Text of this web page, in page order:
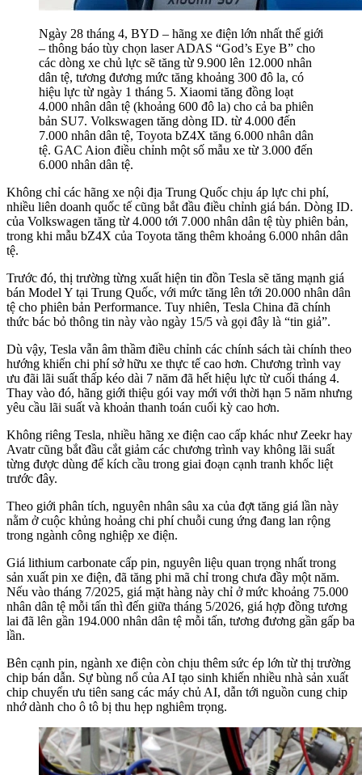
Ngày 28 tháng 4, BYD – hãng xe điện lớn nhất thế giới
– thông báo tùy chọn laser ADAS “God’s Eye B” cho
các dòng xe chủ lực sẽ tăng từ 9.900 lên 12.000 nhân
dân tệ, tương đương mức tăng khoảng 300 đô la, có
hiệu lực từ ngày 1 tháng 5. Xiaomi tăng đồng loạt
4.000 nhân dân tệ (khoảng 600 đô la) cho cả ba phiên
bản SU7. Volkswagen tăng dòng ID. từ 4.000 đến
7.000 nhân dân tệ, Toyota bZ4X tăng 6.000 nhân dân
tệ. GAC Aion điều chỉnh một số mẫu xe từ 3.000 đến
6.000 nhân dân tệ.
Không chỉ các hãng xe nội địa Trung Quốc chịu áp lực chi phí,
nhiều liên doanh quốc tế cũng bắt đầu điều chỉnh giá bán. Dòng ID.
của Volkswagen tăng từ 4.000 tới 7.000 nhân dân tệ tùy phiên bản,
trong khi mẫu bZ4X của Toyota tăng thêm khoảng 6.000 nhân dân
tệ.
Trước đó, thị trường từng xuất hiện tin đồn Tesla sẽ tăng mạnh giá
bán Model Y tại Trung Quốc, với mức tăng lên tới 20.000 nhân dân
tệ cho phiên bản Performance. Tuy nhiên, Tesla China đã chính
thức bác bỏ thông tin này vào ngày 15/5 và gọi đây là “tin giả”.
Dù vậy, Tesla vẫn âm thầm điều chỉnh các chính sách tài chính theo
hướng khiến chi phí sở hữu xe thực tế cao hơn. Chương trình vay
ưu đãi lãi suất thấp kéo dài 7 năm đã hết hiệu lực từ cuối tháng 4.
Thay vào đó, hãng giới thiệu gói vay mới với thời hạn 5 năm nhưng
yêu cầu lãi suất và khoản thanh toán cuối kỳ cao hơn.
Không riêng Tesla, nhiều hãng xe điện cao cấp khác như Zeekr hay
Avatr cũng bắt đầu cắt giảm các chương trình vay không lãi suất
từng được dùng để kích cầu trong giai đoạn cạnh tranh khốc liệt
trước đây.
Theo giới phân tích, nguyên nhân sâu xa của đợt tăng giá lần này
nằm ở cuộc khủng hoảng chi phí chuỗi cung ứng đang lan rộng
trong ngành công nghiệp xe điện.
Giá lithium carbonate cấp pin, nguyên liệu quan trọng nhất trong
sản xuất pin xe điện, đã tăng phi mã chỉ trong chưa đầy một năm.
Nếu vào tháng 7/2025, giá mặt hàng này chỉ ở mức khoảng 75.000
nhân dân tệ mỗi tấn thì đến giữa tháng 5/2026, giá hợp đồng tương
lai đã lên gần 194.000 nhân dân tệ mỗi tấn, tương đương gần gấp ba
lần.
Bên cạnh pin, ngành xe điện còn chịu thêm sức ép lớn từ thị trường
chip bán dẫn. Sự bùng nổ của AI tạo sinh khiến nhiều nhà sản xuất
chip chuyển ưu tiên sang các máy chủ AI, dẫn tới nguồn cung chip
nhớ dành cho ô tô bị thu hẹp nghiêm trọng.